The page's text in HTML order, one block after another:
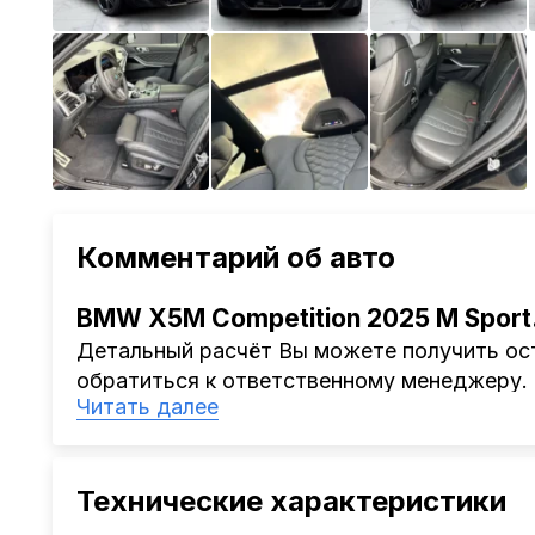
Комментарий об авто
BMW X5M Competition 2025 M
Детальный расчёт Вы можете получить
обратиться к ответственному менеджеру.
Наша компания
проверка автомобиля, полное
Читать далее
Технические характеристики